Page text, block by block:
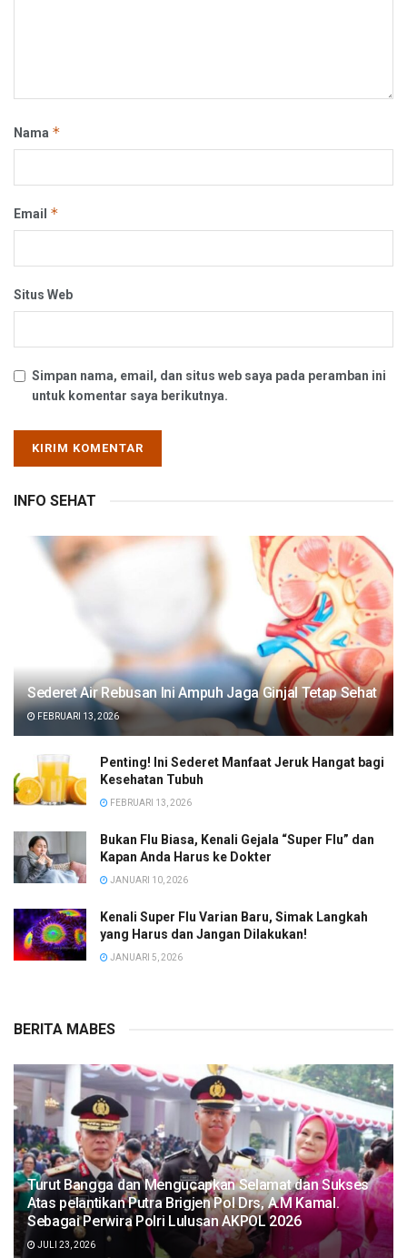
Nama *
Email *
Situs Web
Simpan nama, email, dan situs web saya pada peramban ini
untuk komentar saya berikutnya.
INFO SEHAT
Sederet Air Rebusan Ini Ampuh Jaga Ginjal Tetap Sehat
FEBRUARI 13, 2026
Penting! Ini Sederet Manfaat Jeruk Hangat bagi
Kesehatan Tubuh
FEBRUARI 13, 2026
Bukan Flu Biasa, Kenali Gejala “Super Flu” dan
Kapan Anda Harus ke Dokter
JANUARI 10, 2026
Kenali Super Flu Varian Baru, Simak Langkah
yang Harus dan Jangan Dilakukan!
JANUARI 5, 2026
BERITA MABES
Turut Bangga dan Mengucapkan Selamat dan Sukses
Atas pelantikan Putra Brigjen Pol Drs, A.M Kamal.
Sebagai Perwira Polri Lulusan AKPOL 2026
JULI 23, 2026